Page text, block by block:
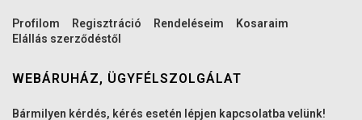
Profilom Regisztráció Rendeléseim
Kosaraim
Elállás szerződéstől
WEBÁRUHÁZ, ÜGYFÉLSZOLGÁLAT
Bármilyen kérdés, kérés esetén lépjen kapcsolatba velünk!